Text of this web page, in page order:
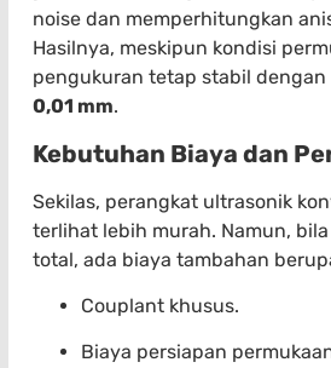
noise dan memperhitungkan
Hasilnya, meskipun kondisi
pengukuran tetap stabil dengan
0,01 mm.
Kebutuhan Biaya dan
Sekilas, perangkat ultrasonik
terlihat lebih murah. Namun,
total, ada biaya tambahan
Couplant khusus.
Biaya persiapan